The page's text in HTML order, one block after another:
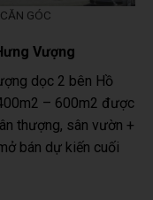
GÓC
Vượng
dọc 2 bên Hồ
– 600m2 được
thượng, sân vườn +
bán dự kiến cuối